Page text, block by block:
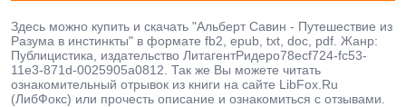
Здесь можно купить и скачать "Альберт Савин - Путешествие из
Разума в инстинкты" в формате fb2, epub, txt, doc, pdf. Жанр:
Публицистика, издательство ЛитагентРидеро78ecf724-fc53-
11e3-871d-0025905a0812. Так же Вы можете читать
ознакомительный отрывок из книги на сайте LibFox.Ru
(ЛибФокс) или прочесть описание и ознакомиться с отзывами.